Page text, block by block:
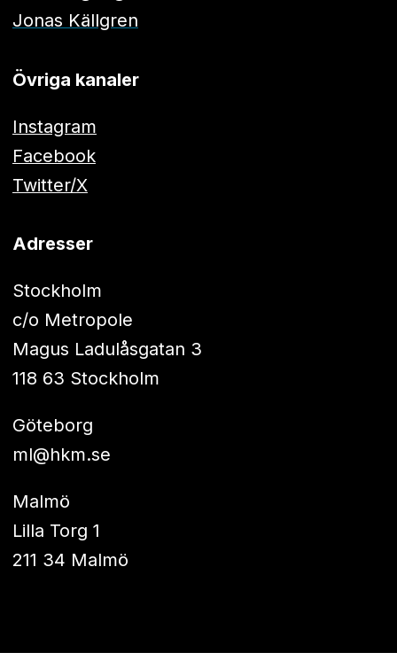
Jonas Källgren
Övriga kanaler
Instagram
Facebook
Twitter/X
Adresser
Stockholm
c/o Metropole
Magus Ladulåsgatan 3
118 63 Stockholm
Göteborg
ml@hkm.se
Malmö
Lilla Torg 1
211 34 Malmö